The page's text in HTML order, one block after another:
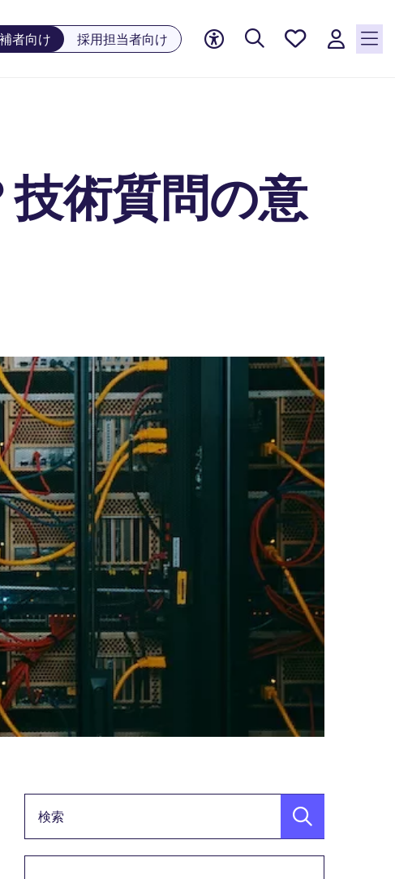
者向け 採用担当者向け
お気に
されて
います
術質問の意